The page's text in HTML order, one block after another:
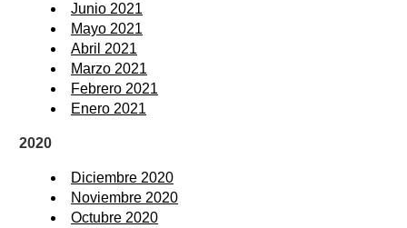
Junio 2021
Mayo 2021
Abril 2021
Marzo 2021
Febrero 2021
Enero 2021
2020
Diciembre 2020
Noviembre 2020
Octubre 2020